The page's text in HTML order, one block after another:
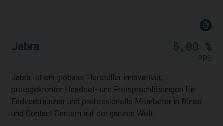
Jabra 5,00 %
Jabra ist ein globaler Hersteller innovativer,
preisgekrönter Headset- und Freisprechlösungen für
Endverbraucher und professionelle Mitarbeter in Büros
und Contact Centern auf der ganzen Welt.